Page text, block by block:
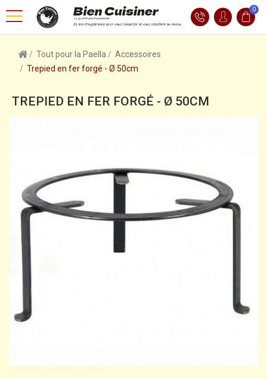
0
Tout pour la Paella
Accessoires
Trepied en fer forgé - Ø 50cm
TREPIED EN FER FORGÉ - Ø 50CM